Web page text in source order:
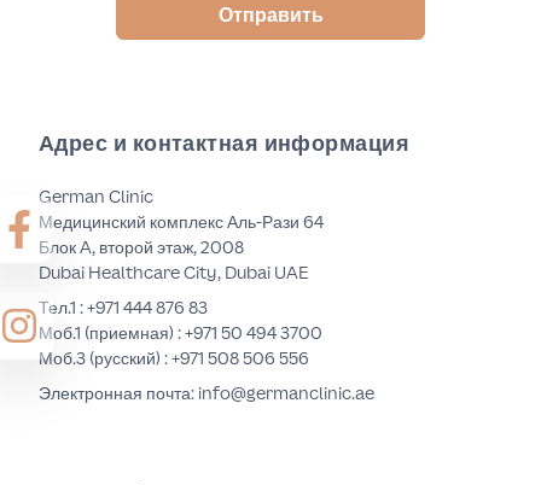
Отправить
Адрес и контактная информация
German Clinic
Медицинский комплекс Аль-Рази 64
Блок A, второй этаж, 2008
Dubai Healthcare City, Dubai UAE
Тел.1 :+971 444 876 83
Моб.1 (приемная) :+971 50 494 3700
Моб.3 (русский) :+971 508 506 556
Электронная почта: info@germanclinic.ae